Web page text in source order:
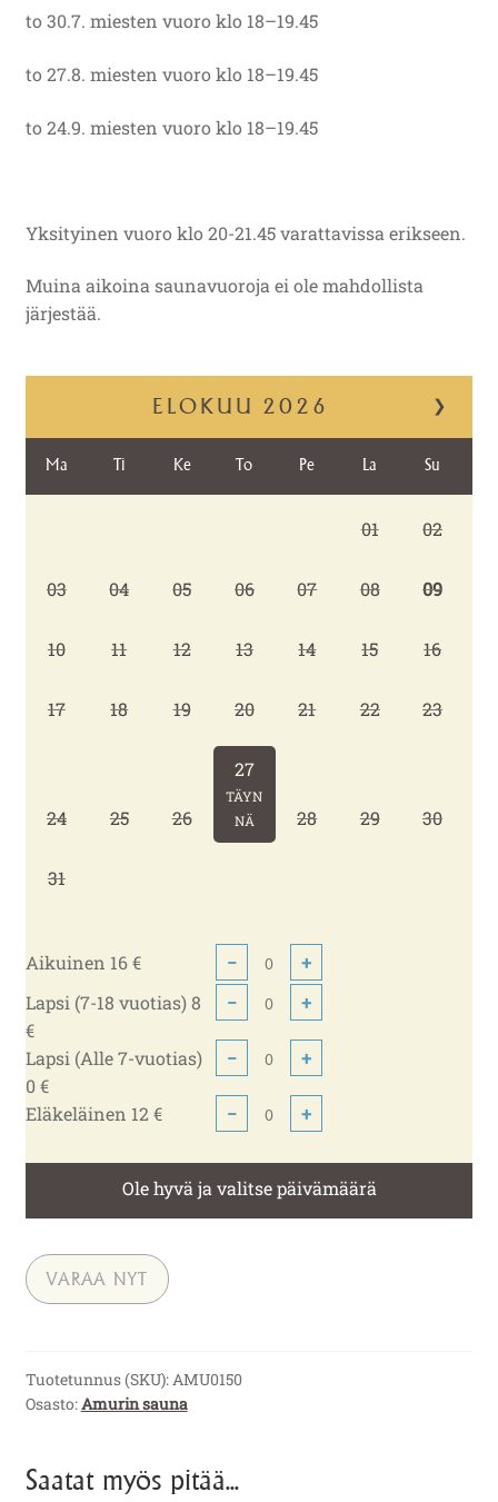
to 30.7. miesten vuoro klo 18–19.45
to 27.8. miesten vuoro klo 18–19.45
to 24.9. miesten vuoro klo 18–19.45
Yksityinen vuoro klo 20-21.45 varattavissa erikseen.
Muina aikoina saunavuoroja ei ole mahdollista
järjestää.
❯
ELOKUU 2026
Ma Ti Ke To Pe La Su
01 02
03 04 05 06 07 08 09
10 11 12 13 14 15 16
17 18 19 20 21 22 23
24 25 26
27
TÄYN
NÄ
28 29 30
31
Aikuinen 16 € −
+
Lapsi (7-18 vuotias) 8
€
− +
Lapsi (Alle 7-vuotias)
0 €
− +
Eläkeläinen 12 € − +
Ole hyvä ja valitse päivämäärä
VARAA NYT
Tuotetunnus (SKU):AMU0150
Osasto:Amurin sauna
Saatat myös pitää...